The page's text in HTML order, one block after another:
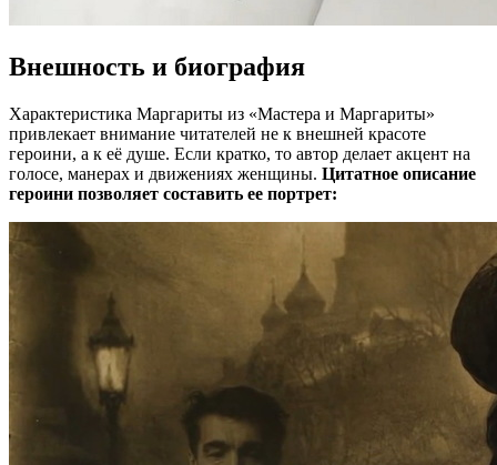
Внешность и биография
Характеристика Маргариты из «Мастера и Маргариты»
привлекает внимание читателей не к внешней красоте
героини, а к её душе. Если кратко, то автор делает акцент на
голосе, манерах и движениях женщины. Цитатное описание
героини позволяет составить ее портрет: